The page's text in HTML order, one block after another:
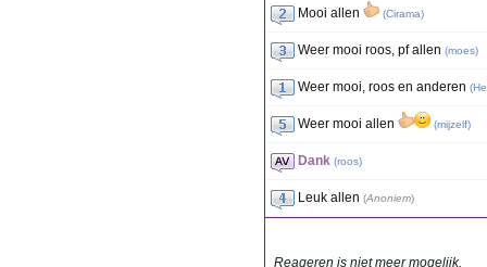
Mooi allen (Cirama)
Weer mooi roos, pf allen (moes)
Weer mooi, roos en anderen (
Weer mooi allen (mijzelf)
Dank (roos)
Leuk allen (Anoniem)
Reageren is niet meer mogelijk.